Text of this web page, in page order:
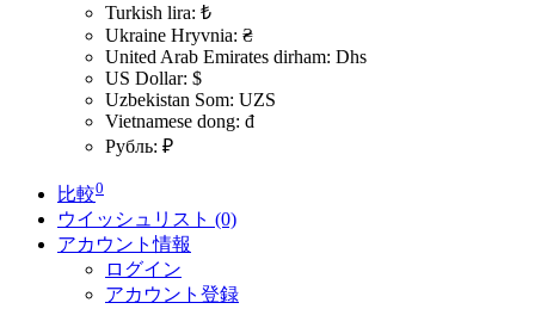
Turkish lira: ₺
Ukraine Hryvnia: ₴
United Arab Emirates dirham: Dhs
US Dollar: $
Uzbekistan Som: UZS
Vietnamese dong: đ
Рубль: ₽
比較0
ウイッシュリスト (0)
アカウント情報
ログイン
アカウント登録